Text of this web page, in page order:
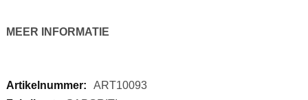
MEER INFORMATIE
Meer
ART10093